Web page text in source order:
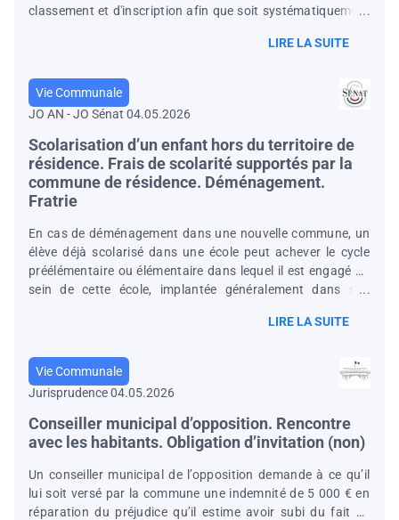
classement et d'inscription afin que soit systématiquement
outre, il prévoit que, lorsque le projet est situé en site classé,
matériaux utilisés et les modalités d'exécution des travaux.
Le décret donne également aux préfets la compétence pour
délivrer l'autorisation de travaux en site classé sur les
demandes de certains travaux forestiers, de permis de
construire
LIRE LA SUITE
Vie Communale
JO AN - JO Sénat 04.05.2026
Scolarisation d’un enfant hors du territoire de
résidence. Frais de scolarité supportés par la
commune de résidence. Déménagement.
Fratrie
En cas de déménagement dans une nouvelle commune, un
élève déjà scolarisé dans une école peut achever le cycle
préélémentaire ou élémentaire dans lequel il est engagé au
sein de cette école, implantée généralement dans son
ou des frères ou sœurs, ceux-ci peuvent également être
termes des articles L 212-8 et R 212-21 du code de
l'éducation, la nouvelle commune de résidence des parents
est tenue de participer financièrement à la scolarisation
des frères et sœurs de leur enfant inscrit
LIRE LA SUITE
Vie Communale
Jurisprudence 04.05.2026
Conseiller municipal d’opposition. Rencontre
avec les habitants. Obligation d’invitation (non)
Un conseiller municipal de l’opposition demande à ce qu’il
lui soit versé par la commune une indemnité de 5 000 € en
réparation du préjudice qu’il estime avoir subi du fait de